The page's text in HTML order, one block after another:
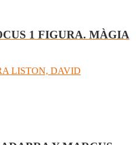
1 FIGURA. MÀGIA
LISTON, DAVID